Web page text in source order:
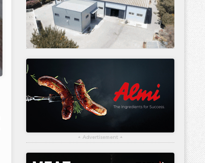
▴ Advertisement ▴